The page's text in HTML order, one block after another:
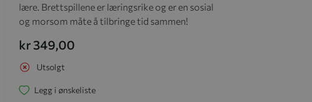
lære. Brettspillene er læringsrike og er en sosial
og morsom måte å tilbringe tid sammen!
kr 349,00
Utsolgt
Legg i ønskeliste